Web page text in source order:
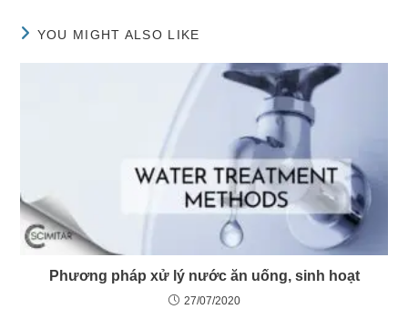
YOU MIGHT ALSO LIKE
Phương pháp xử lý nước ăn uống, sinh hoạt
27/07/2020